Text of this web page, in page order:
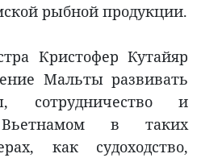
рыбной продукции.
Кристофер Кутайяр
Мальты развивать
сотрудничество и
в таких
как судоходство,